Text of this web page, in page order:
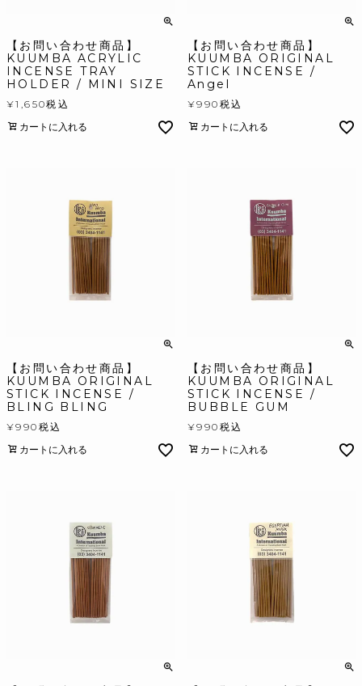
【お問い合わせ商品】
KUUMBA ACRYLIC
INCENSE TRAY
HOLDER / MINI SIZE
¥1,650税込
カートに入れる
【お問い合わせ商品】
KUUMBA ORIGINAL
STICK INCENSE /
Angel
¥990 税込
カートに入れる
【お問い合わせ商品】
KUUMBA ORIGINAL
STICK INCENSE /
BLING BLING
¥990 税込
カートに入れる
【お問い合わせ商品】
KUUMBA ORIGINAL
STICK INCENSE /
BUBBLE GUM
¥990 税込
カートに入れる